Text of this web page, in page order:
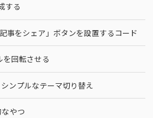
する
事をシェア」ボタンを設置するコード
を回転させる
ンプルなテーマ切り替え
やつ